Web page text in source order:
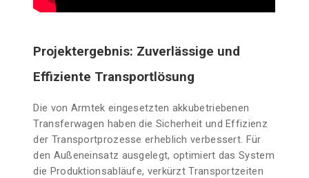
Projektergebnis: Zuverlässige und
Effiziente Transportlösung
Die von Armtek eingesetzten akkubetriebenen
Transferwagen haben die Sicherheit und Effizienz
der Transportprozesse erheblich verbessert. Für
den Außeneinsatz ausgelegt, optimiert das System
die Produktionsabläufe, verkürzt Transportzeiten